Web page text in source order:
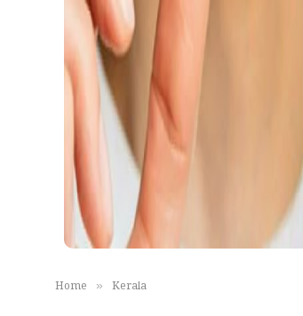
Home » Kerala